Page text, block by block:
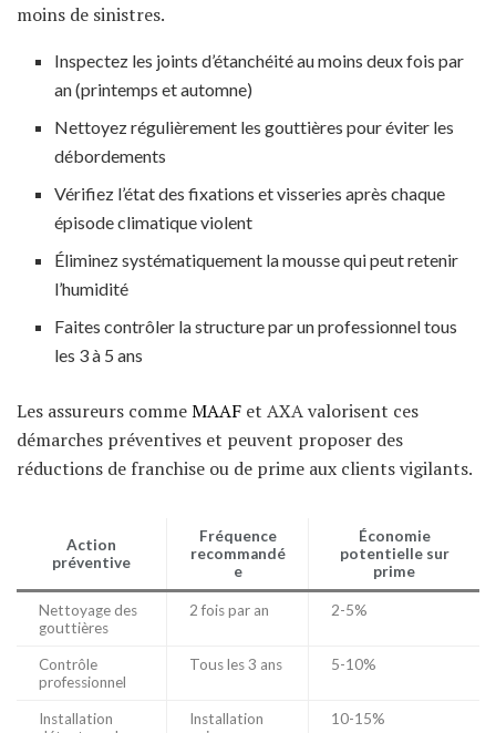
moins de sinistres.
Inspectez les joints d’étanchéité au moins deux fois par
an (printemps et automne)
Nettoyez régulièrement les gouttières pour éviter les
débordements
Vérifiez l’état des fixations et visseries après chaque
épisode climatique violent
Éliminez systématiquement la mousse qui peut retenir
l’humidité
Faites contrôler la structure par un professionnel tous
les 3 à 5 ans
Les assureurs commeMAAF et AXA valorisent ces
démarches préventives et peuvent proposer des
réductions de franchise ou de prime aux clients vigilants.
Action
préventive
Fréquence
recommandé
e
Économie
potentielle sur
prime
Nettoyage des
gouttières
2 fois par an 2-5%
Contrôle
professionnel
Tous les 3 ans 5-10%
Installation
Installation
10-15%